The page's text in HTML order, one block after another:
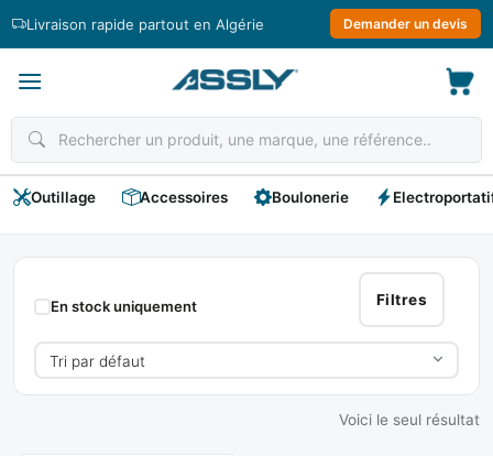
Livraison rapide partout en Algérie Demander un devis
Outillage Accessoires Boulonerie
Tube
Ero
Filtres
En stock uniquement
Voici le seul résultat